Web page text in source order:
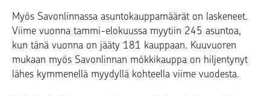
Myös Savonlinnassa asuntokauppamäärät on laskeneet.
Viime vuonna tammi-elokuussa myytiin 245 asuntoa,
kun tänä vuonna on jääty 181 kauppaan. Kuuvuoren
mukaan myös Savonlinnan mökkikauppa on hiljentynyt
lähes kymmenellä myydyllä kohteella viime vuodesta.